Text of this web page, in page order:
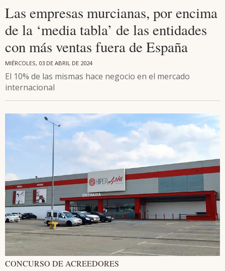
Las empresas murcianas, por encima
de la ‘media tabla’ de las entidades
con más ventas fuera de España
MIÉRCOLES, 03 DE ABRIL DE 2024
El 10% de las mismas hace negocio en el mercado
internacional
CONCURSO DE ACREEDORES